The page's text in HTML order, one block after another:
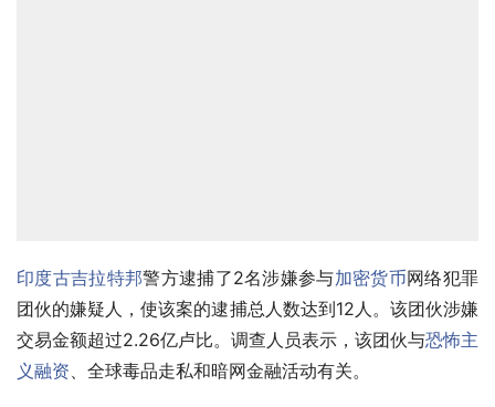
印度古吉拉特邦警方逮捕了2名涉嫌参与加密货币网络犯罪
团伙的嫌疑人，使该​​案的逮捕总人数达到12人。该团伙涉嫌
交易金额超过2.26亿卢比。调查人员表示，该团伙与恐怖主
义融资、全球毒品走私和暗网金融活动有关。